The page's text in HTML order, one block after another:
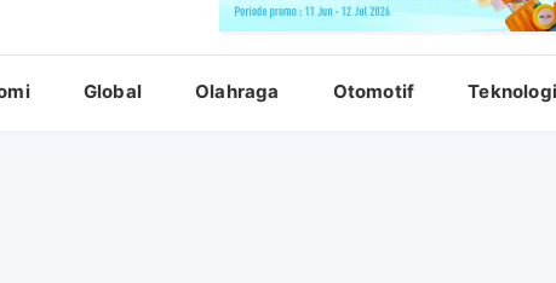
Global Olahraga Otomotif Teknologi